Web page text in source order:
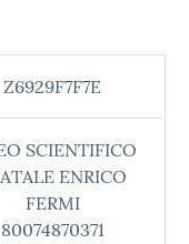
Z6929F7F7E
SCIENTIFICO
ENRICO
FERMI
80074870371